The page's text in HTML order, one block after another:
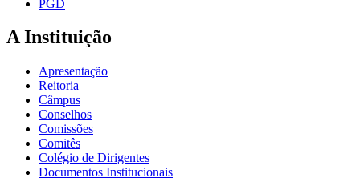
PGD
A Instituição
Apresentação
Reitoria
Câmpus
Conselhos
Comissões
Comitês
Colégio de Dirigentes
Documentos Institucionais